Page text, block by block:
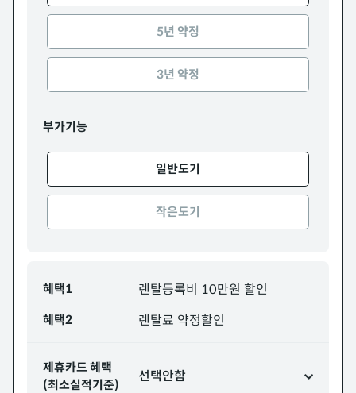
5년 약정
3년 약정
부가기능
일반도기
작은도기
혜택1 렌탈등록비 10만원 할인
혜택2 렌탈료 약정할인
제휴카드 혜택
(최소실적기준)
선택안함